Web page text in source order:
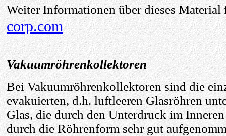
Weiter Informationen über dieses
corp.com
Vakuumröhrenkollektoren
Bei Vakuumröhrenkollektoren sind die
evakuierten, d.h. luftleeren Glasröhren
Glas, die durch den Unterdruck im
durch die Röhrenform sehr gut